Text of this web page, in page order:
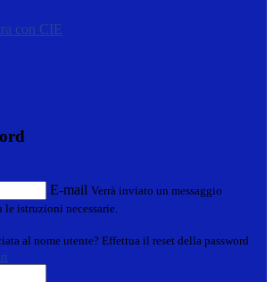
con CIE
E-mail Verrà inviato un messaggio
istruzioni necessarie.
al nome utente? Effettua il reset della password